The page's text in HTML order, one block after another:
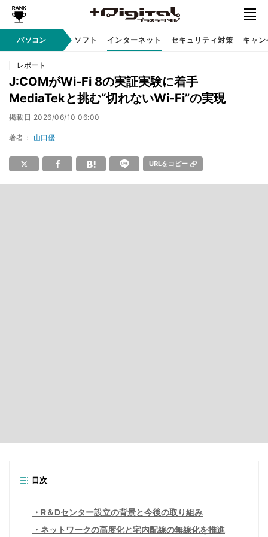
パソコン
AI PC 周辺機器 ソフト インターネット セキュリティ対策 キャ
レポート
J:COMがWi-Fi 8の実証実験に着手
MediaTekと挑む“切れないWi-Fi”の実現
掲載日 2026/06/10 06:00
著者： 山口優
URLをコピー
目次
R＆Dセンター設立の背景と今後の取り組み
ネットワークの高度化と宅内配線の無線化を推進